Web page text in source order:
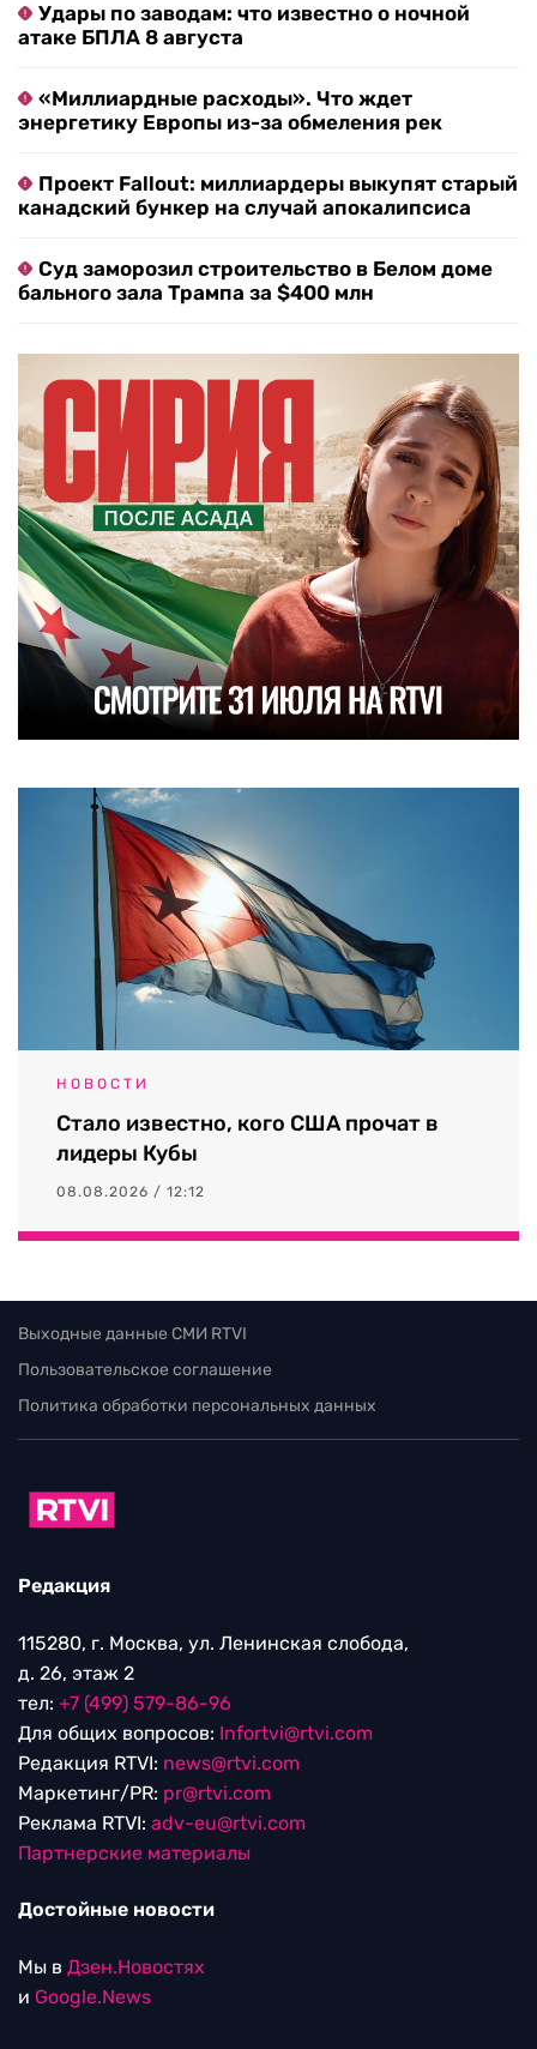
Удары по заводам: что известно о ночной
атаке БПЛА 8 августа
«Миллиардные расходы». Что ждет
энергетику Европы из-за обмеления рек
Проект Fallout: миллиардеры выкупят старый
канадский бункер на случай апокалипсиса
Суд заморозил строительство в Белом доме
бального зала Трампа за $400 млн
НОВОСТИ
Стало известно, кого США прочат в
лидеры Кубы
08.08.2026 / 12:12
Выходные данные СМИ RTVI
Пользовательское соглашение
Политика обработки персональных данных
Редакция
115280, г. Москва, ул. Ленинская слобода,
д. 26, этаж 2
тел: +7 (499) 579-86-96
Для общих вопросов: Infortvi@rtvi.com
Редакция RTVI: news@rtvi.com
Маркетинг/PR: pr@rtvi.com
Реклама RTVI: adv-eu@rtvi.com
Партнерские материалы
Достойные новости
Мы в Дзен.Новостях
и Google.News